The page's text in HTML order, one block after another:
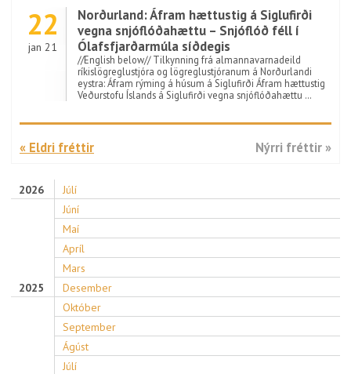
2026
Júlí
Júní
Maí
Apríl
Mars
2025
Desember
Október
September
Ágúst
Júlí
22
jan 21
Norðurland: Áfram hættustig á Siglufirði
vegna snjóflóðahættu – Snjóflóð féll í
Ólafsfjarðarmúla síðdegis
//English below// Tilkynning frá almannavarnadeild
ríkislögreglustjóra og lögreglustjóranum á Norðurlandi
eystra: Áfram rýming á húsum á Siglufirði Áfram hættustig
Veðurstofu Íslands á Siglufirði vegna snjóflóðahættu …
« Eldri fréttir Nýrri fréttir »